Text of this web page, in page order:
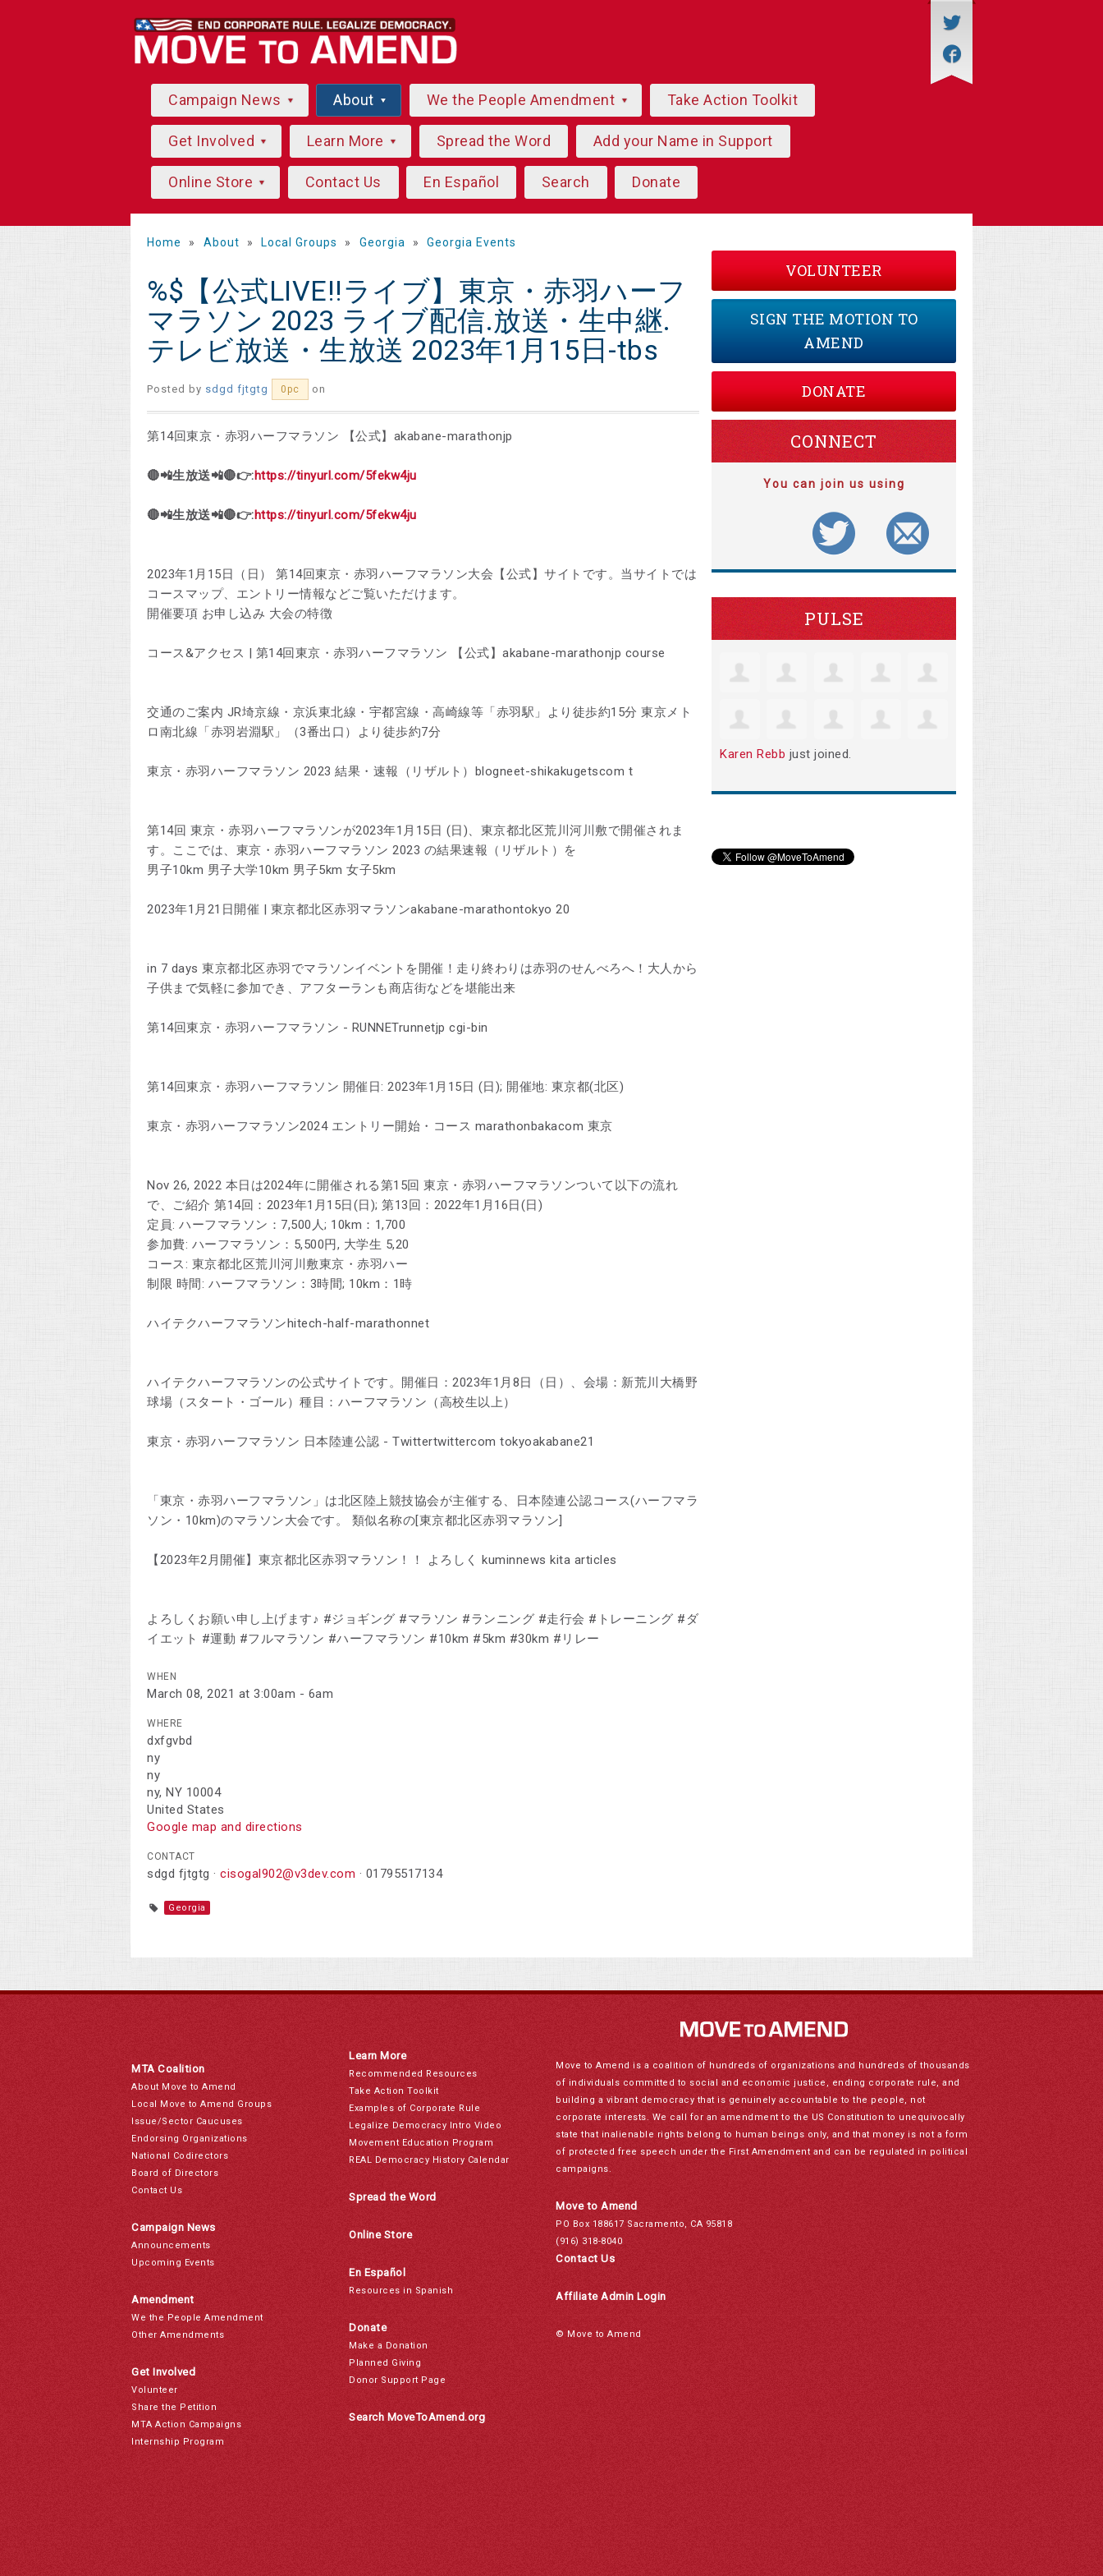
Campaign News About We the People Amendment Take Action Toolkit
Get Involved Learn More Spread the Word Add your Name in Support
Online Store Contact Us En Español Search Donate
Home » About » Local Groups » Georgia » Georgia Events
%$【公式LIVE!!ライブ】東京・赤羽ハーフ
マラソン 2023 ライブ配信.放送・生中継.
テレビ放送・生放送 2023年1月15日-tbs
Posted by sdgd fjtgtg 0pc on
第14回東京・赤羽ハーフマラソン 【公式】akabane-marathonjp
🔴📲生放送📲🔴👉:https://tinyurl.com/5fekw4ju
🔴📲生放送📲🔴👉:https://tinyurl.com/5fekw4ju
2023年1月15日（日） 第14回東京・赤羽ハーフマラソン大会【公式】サイトです。当サイトでは
コースマップ、エントリー情報などご覧いただけます。
‎開催要項 ‎お申し込み ‎大会の特徴
コース&アクセス | 第14回東京・赤羽ハーフマラソン 【公式】akabane-marathonjp course
交通のご案内 JR埼京線・京浜東北線・宇都宮線・高崎線等「赤羽駅」より徒歩約15分 東京メト
ロ南北線「赤羽岩淵駅」（3番出口）より徒歩約7分
東京・赤羽ハーフマラソン 2023 結果・速報（リザルト）blogneet-shikakugetscom t
第14回 東京・赤羽ハーフマラソンが2023年1月15日 (日)、東京都北区荒川河川敷で開催されま
す。ここでは、東京・赤羽ハーフマラソン 2023 の結果速報（リザルト）を
‎男子10km ‎男子大学10km ‎男子5km ‎女子5km
2023年1月21日開催 | 東京都北区赤羽マラソンakabane-marathontokyo 20
in 7 days 東京都北区赤羽でマラソンイベントを開催！走り終わりは赤羽のせんべろへ！大人から
子供まで気軽に参加でき、アフターランも商店街などを堪能出来
第14回東京・赤羽ハーフマラソン - RUNNETrunnetjp cgi-bin
第14回東京・赤羽ハーフマラソン 開催日: 2023年1月15日 (日); 開催地: 東京都(北区)
東京・赤羽ハーフマラソン2024 エントリー開始・コース marathonbakacom 東京
Nov 26, 2022 本日は2024年に開催される第15回 東京・赤羽ハーフマラソンついて以下の流れ
で、ご紹介 第14回：2023年1月15日(日); 第13回：2022年1月16日(日)
定員: ハーフマラソン：7,500人; 10km：1,700
参加費: ハーフマラソン：5,500円, 大学生 5,20
コース: 東京都北区荒川河川敷東京・赤羽ハー
制限 時間: ハーフマラソン：3時間; 10km：1時
ハイテクハーフマラソンhitech-half-marathonnet
ハイテクハーフマラソンの公式サイトです。開催日：2023年1月8日（日）、会場：新荒川大橋野
球場（スタート・ゴール）種目：ハーフマラソン（高校生以上）
東京・赤羽ハーフマラソン 日本陸連公認 - Twittertwittercom tokyoakabane21
「東京・赤羽ハーフマラソン」は北区陸上競技協会が主催する、日本陸連公認コース(ハーフマラ
ソン・10km)のマラソン大会です。 類似名称の[東京都北区赤羽マラソン]
【2023年2月開催】東京都北区赤羽マラソン！！ よろしく kuminnews kita articles
よろしくお願い申し上げます♪ #ジョギング #マラソン #ランニング #走行会 #トレーニング #ダ
イエット #運動 #フルマラソン #ハーフマラソン #10km #5km #30km #リレー
WHEN
March 08, 2021 at 3:00am - 6am
WHERE
dxfgvbd
ny
ny
ny, NY 10004
United States
Google map and directions
CONTACT
sdgd fjtgtg · cisogal902@v3dev.com · 01795517134
Georgia
VOLUNTEER
SIGN THE MOTION TO
AMEND
DONATE
CONNECT
You can join us using
PULSE
Karen Rebb just joined.
MTA Coalition
About Move to Amend
Local Move to Amend Groups
Issue/Sector Caucuses
Endorsing Organizations
National Codirectors
Board of Directors
Contact Us
Campaign News
Announcements
Upcoming Events
Amendment
We the People Amendment
Other Amendments
Get Involved
Volunteer
Share the Petition
MTA Action Campaigns
Internship Program
Learn More
Recommended Resources
Take Action Toolkit
Examples of Corporate Rule
Legalize Democracy Intro Video
Movement Education Program
REAL Democracy History Calendar
Spread the Word
Online Store
En Español
Resources in Spanish
Donate
Make a Donation
Planned Giving
Donor Support Page
Search MoveToAmend.org
Move to Amend is a coalition of hundreds of organizations and hundreds of thousands
of individuals committed to social and economic justice, ending corporate rule, and
building a vibrant democracy that is genuinely accountable to the people, not
corporate interests. We call for an amendment to the US Constitution to unequivocally
state that inalienable rights belong to human beings only, and that money is not a form
of protected free speech under the First Amendment and can be regulated in political
campaigns.
Move to Amend
PO Box 188617 Sacramento, CA 95818
(916) 318-8040
Contact Us
Affiliate Admin Login
© Move to Amend